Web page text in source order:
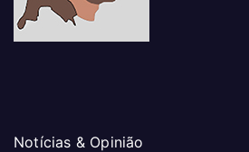
Notícias & Opinião